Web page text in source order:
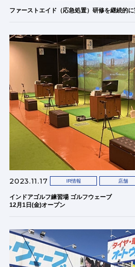
ファーストエイド（応急処置）研修を継続的
2023.11.17 IR情報 店舗
インドアゴルフ練習場 ゴルフウェーブ
12月1日(金)オープン